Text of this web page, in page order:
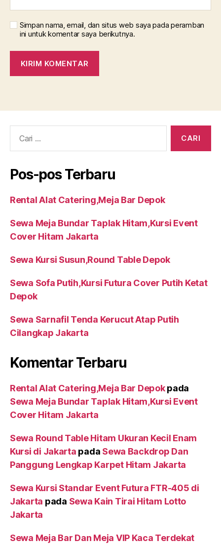
Simpan nama, email, dan situs web saya pada peramban
ini untuk komentar saya berikutnya.
Pos-pos Terbaru
Rental Alat Catering,Meja Bar Depok
Sewa Meja Bundar Taplak Hitam,Kursi Event
Cover Hitam Jakarta
Sewa Kursi Susun,Round Table Depok
Sewa Sofa Putih,Kursi Futura Cover Putih Ketat
Depok
Sewa Sarnafil Tenda Kerucut Atap Putih
Cilangkap Jakarta
Komentar Terbaru
Rental Alat Catering,Meja Bar Depokpada
Sewa Meja Bundar Taplak Hitam,Kursi Event
Cover Hitam Jakarta
Sewa Round Table Hitam Ukuran Kecil Enam
Kursi di Jakarta pada Sewa Backdrop Dan
Panggung Lengkap Karpet Hitam Jakarta
Sewa Kursi Standar Event Futura FTR-405 di
Jakarta pada Sewa Kain Tirai Hitam Lotto
Jakarta
Sewa Meja Bar Dan Meja VIP Kaca Terdekat